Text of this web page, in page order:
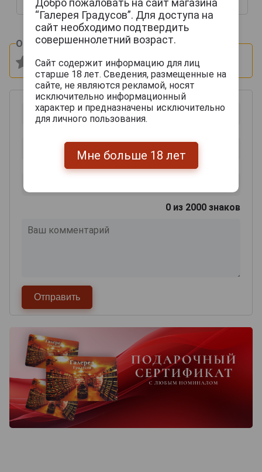
38 981 руб. 46 212 руб.
Оцените и напишите отзыв:
0 из 2000 знаков
“Галерея Градусов”. Для доступа на
сайт необходимо подтвердить
совершеннолетний возраст.
Сайт содержит информацию для лиц
старше 18 лет. Сведения, размещенные на
сайте, не являются рекламой, носят
исключительно информационный
характер и предназначены исключительно
для личного пользования.
Мне больше 18 лет